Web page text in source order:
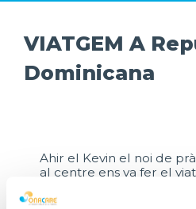
VIATGEM A
Dominicana
Ahir el Kevin el noi de
al centre ens va fer el
Dominicana on ens va
orígens i vam poder